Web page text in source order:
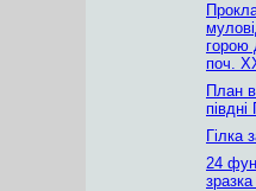
горою
поч.
План
Гілка
24